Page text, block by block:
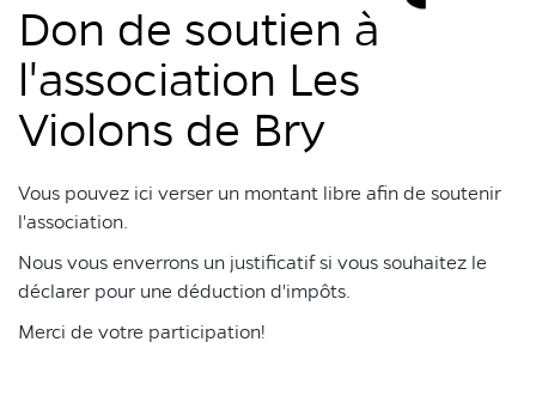
Don de soutien à
l'association Les
Violons de Bry
Vous pouvez ici verser un montant libre afin de soutenir
l'association.
Nous vous enverrons un justificatif si vous souhaitez le
déclarer pour une déduction d'impôts.
Merci de votre participation!